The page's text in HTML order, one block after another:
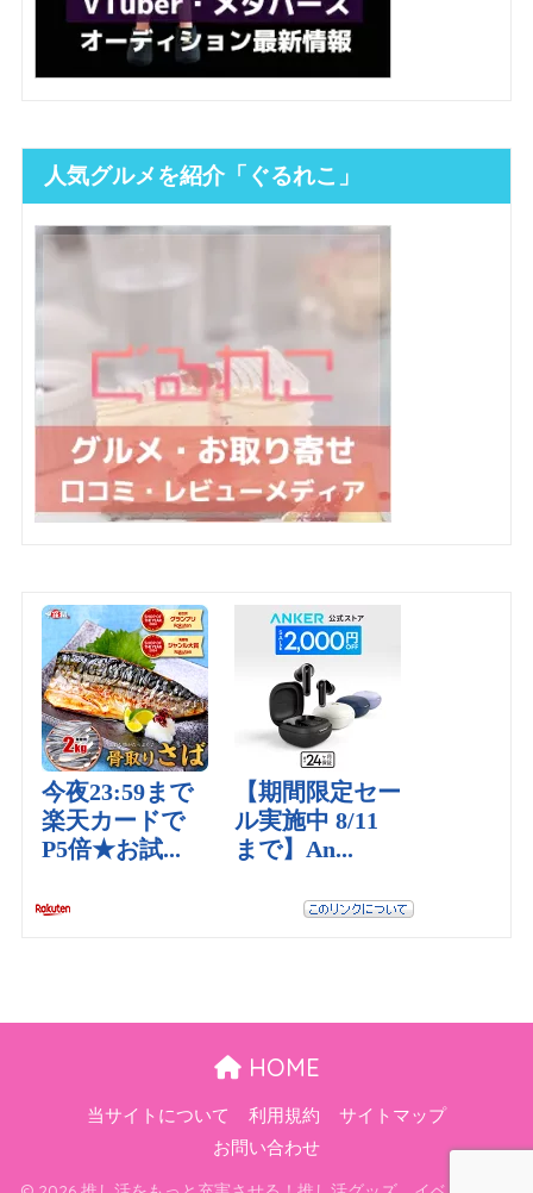
人気グルメを紹介「ぐるれこ」
HOME
当サイトについて 利用規約
サイトマップ
お問い合わせ